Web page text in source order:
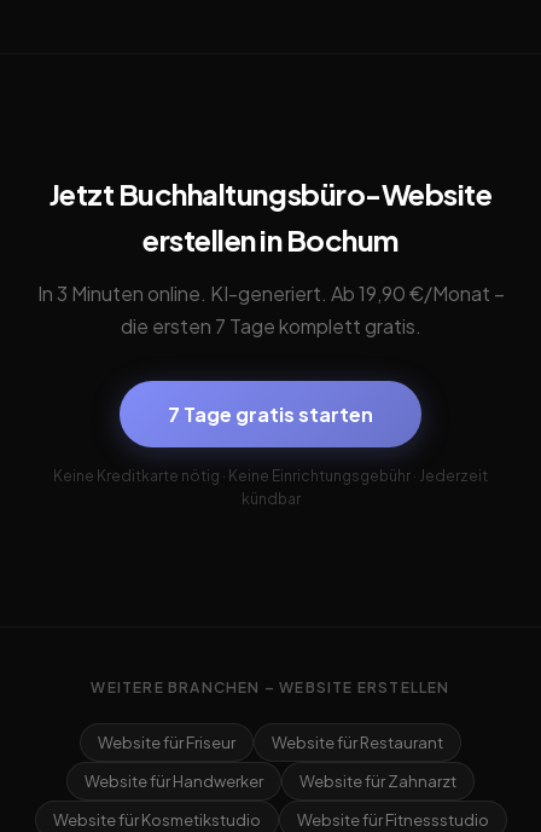
Jetzt Buchhaltungsbüro-Website
erstellen in Bochum
In 3 Minuten online. KI-generiert. Ab 19,90 €/Monat –
die ersten 7 Tage komplett gratis.
7 Tage gratis starten
Keine Kreditkarte nötig · Keine Einrichtungsgebühr · Jederzeit
kündbar
WEITERE BRANCHEN – WEBSITE ERSTELLEN
Website für Friseur
Website für Restaurant
Website für Handwerker
Website für Zahnarzt
Website für Kosmetikstudio
Website für Fitnessstudio